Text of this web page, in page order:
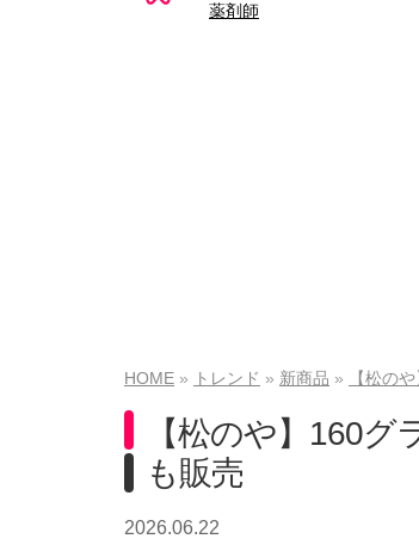
薬剤師
HOME トレンド 新商品 【松の
【松のや】160
も販売
2026.06.22